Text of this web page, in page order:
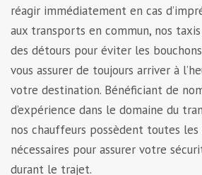
réagir immédiatement en cas
aux transports en commun, nos
des détours pour éviter les
vous assurer de toujours arriver à
votre destination. Bénéficiant de
d’expérience dans le domaine du
nos chauffeurs possèdent toutes
nécessaires pour assurer votre
durant le trajet.